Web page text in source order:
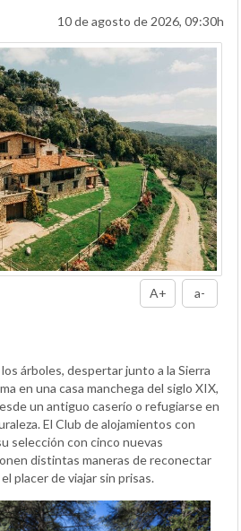
10 de agosto de 2026, 09:30h
A+ a-
árboles, despertar junto a la Sierra
en una casa manchega del siglo XIX,
un antiguo caserío o refugiarse en
El Club de alojamientos con
selección con cinco nuevas
distintas maneras de reconectar
placer de viajar sin prisas.